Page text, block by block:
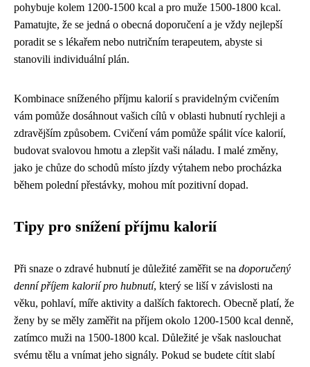
pohybuje kolem 1200-1500 kcal a pro muže 1500-1800 kcal.
Pamatujte, že se jedná o obecná doporučení a je vždy nejlepší
poradit se s lékařem nebo nutričním terapeutem, abyste si
stanovili individuální plán.
Kombinace sníženého příjmu kalorií s pravidelným cvičením
vám pomůže dosáhnout vašich cílů v oblasti hubnutí rychleji a
zdravějším způsobem. Cvičení vám pomůže spálit více kalorií,
budovat svalovou hmotu a zlepšit vaši náladu. I malé změny,
jako je chůze do schodů místo jízdy výtahem nebo procházka
během polední přestávky, mohou mít pozitivní dopad.
Tipy pro snížení příjmu kalorií
Při snaze o zdravé hubnutí je důležité zaměřit se na doporučený
denní příjem kalorií pro hubnutí, který se liší v závislosti na
věku, pohlaví, míře aktivity a dalších faktorech. Obecně platí, že
ženy by se měly zaměřit na příjem okolo 1200-1500 kcal denně,
zatímco muži na 1500-1800 kcal. Důležité je však naslouchat
svému tělu a vnímat jeho signály. Pokud se budete cítit slabí